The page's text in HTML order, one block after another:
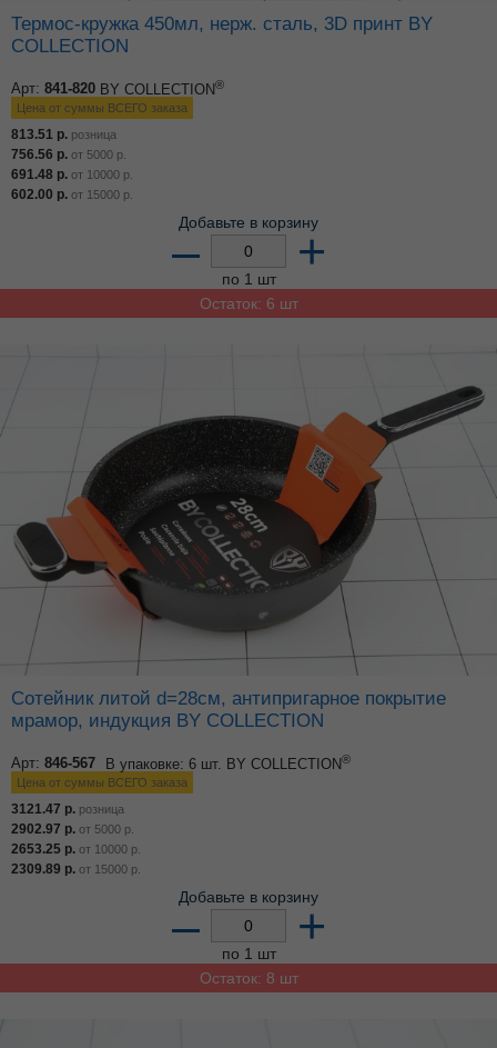
Термос-кружка 450мл, нерж. сталь, 3D принт BY
COLLECTION
Арт: 841-820 BY COLLECTION®
Цена от суммы ВСЕГО заказа
813.51 р. розница
756.56 р. от 5000 р.
691.48 р. от 10000 р.
602.00 р. от 15000 р.
Добавьте в корзину
– +
по 1 шт
Остаток: 6 шт
Сотейник литой d=28см, антипригарное покрытие
мрамор, индукция BY COLLECTION
Арт: 846-567 В упаковке: 6 шт. BY COLLECTION®
Цена от суммы ВСЕГО заказа
3121.47 р. розница
2902.97 р. от 5000 р.
2653.25 р. от 10000 р.
2309.89 р. от 15000 р.
Добавьте в корзину
– +
по 1 шт
Остаток: 8 шт